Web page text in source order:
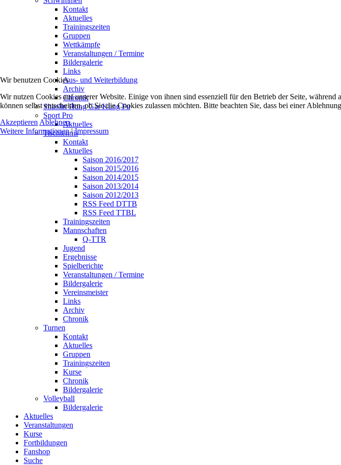
Kontakt
Aktuelles
Trainingszeiten
Gruppen
Wettkämpfe
Veranstaltungen / Termine
Bildergalerie
Links
Aus- und Weiterbildung
Archiv
Chronik
Shaolin Hung Gar Kung Fu
Sport Pro
Aktuelles
Tischtennis
Kontakt
Aktuelles
Saison 2016/2017
Saison 2015/2016
Saison 2014/2015
Saison 2013/2014
Saison 2012/2013
RSS Feed DTTB
RSS Feed TTBL
Trainingszeiten
Mannschaften
Q-TTR
Jugend
Ergebnisse
Spielberichte
Veranstaltungen / Termine
Bildergalerie
Vereinsmeister
Links
Archiv
Chronik
Turnen
Kontakt
Aktuelles
Gruppen
Trainingszeiten
Kurse
Chronik
Bildergalerie
Volleyball
Bildergalerie
Aktuelles
Veranstaltungen
Kurse
Fortbildungen
Fanshop
Suche
Wir benutzen Cookies
Wir nutzen Cookies auf unserer Website. Einige von ihnen sind essenziell für den Betrieb der Seite,
können selbst entscheiden, ob Sie die Cookies zulassen möchten. Bitte beachten Sie, dass bei einer
Akzeptieren Ablehnen
Weitere Informationen|Impressum